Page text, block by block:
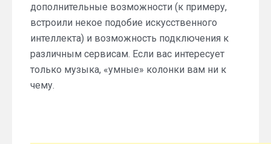
дополнительные возможности (к примеру,
встроили некое подобие искусственного
интеллекта) и возможность подключения к
различным сервисам. Если вас интересует
только музыка, «умные» колонки вам ни к
чему.